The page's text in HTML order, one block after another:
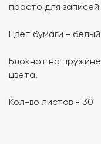
просто для
Цвет бумаги -
Блокнот на
цвета.
Кол-во листов - 30